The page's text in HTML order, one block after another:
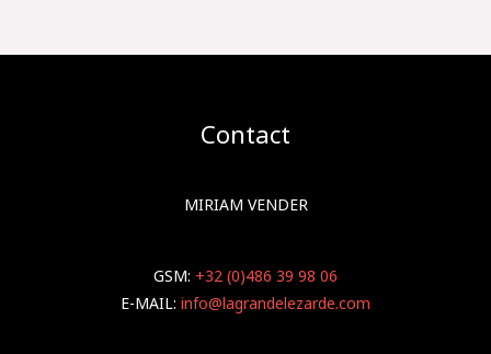
Contact
MIRIAM VENDER
GSM: +32 (0)486 39 98 06
E-MAIL: info@lagrandelezarde.com